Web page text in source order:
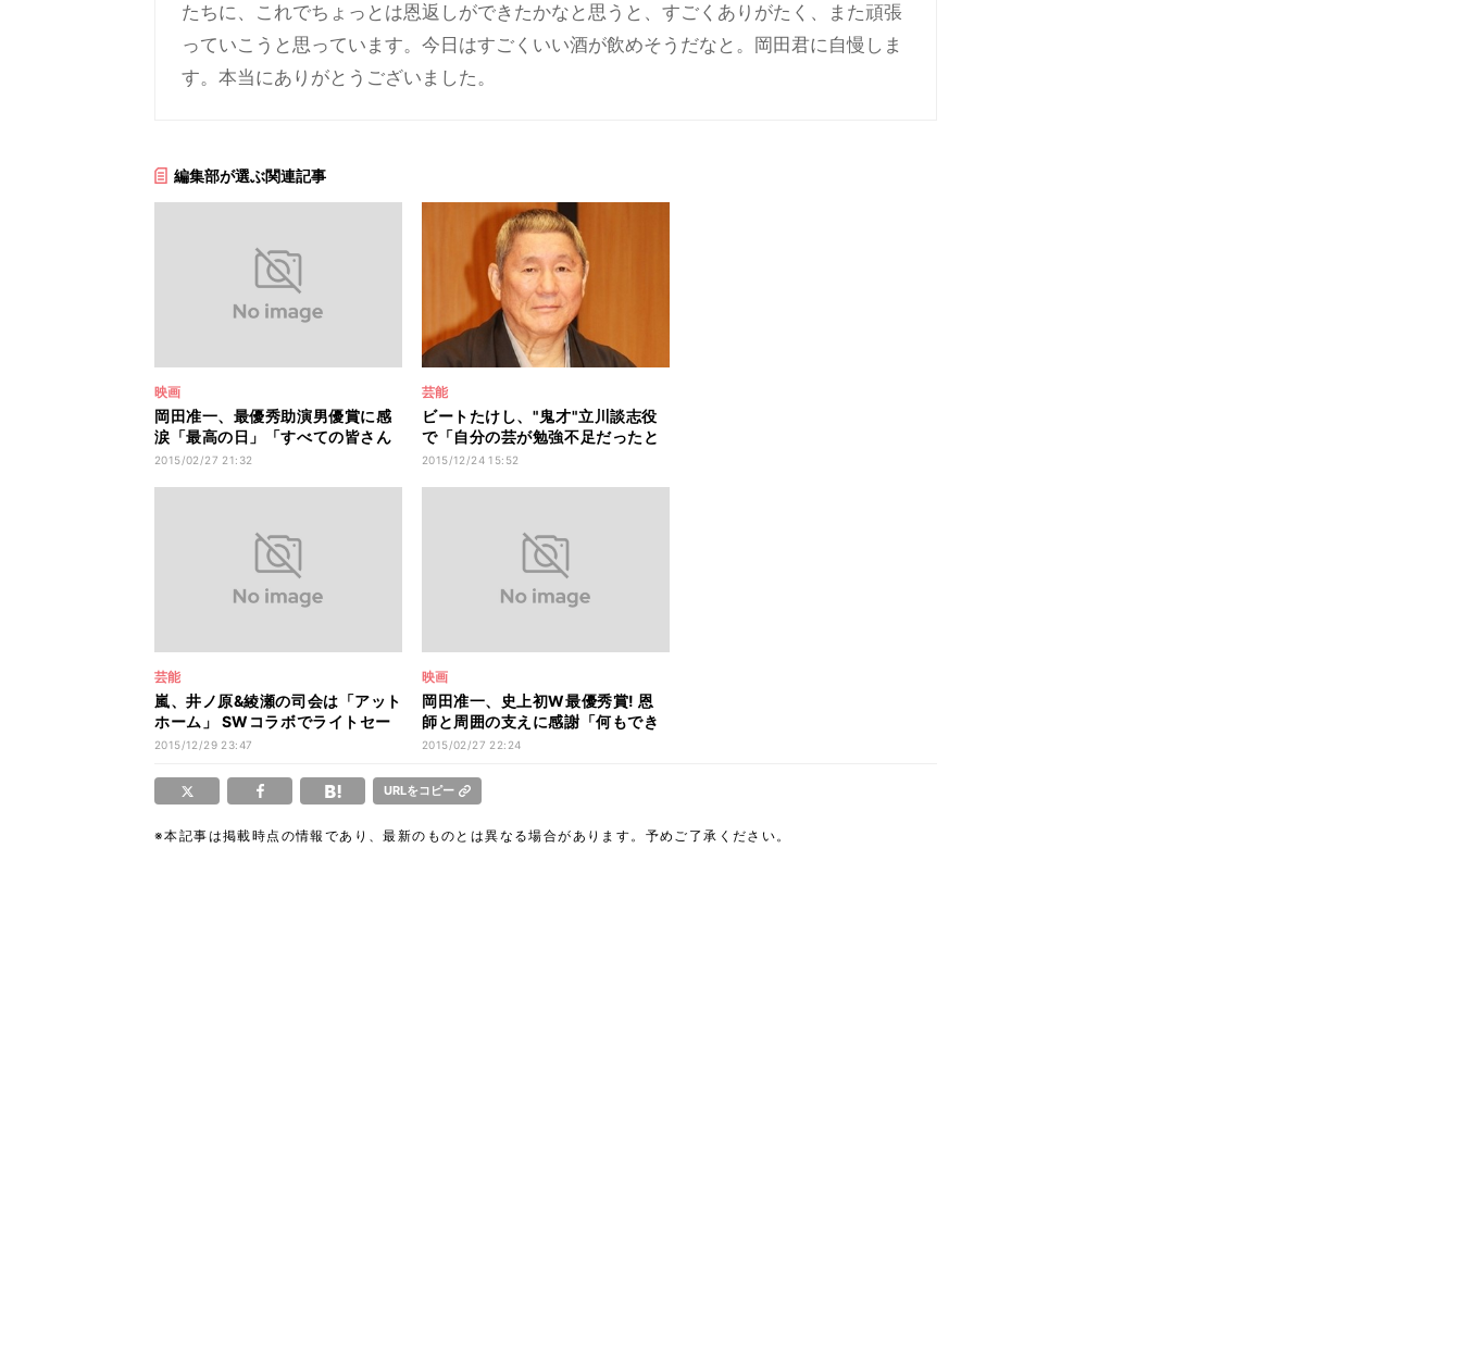
たちに、これでちょっとは恩返しができたかなと思うと、すごくありがたく、また頑張
っていこうと思っています。今日はすごくいい酒が飲めそうだなと。岡田君に自慢しま
す。本当にありがとうございました。
編集部が選ぶ関連記事
映画
岡田准一、最優秀助演男優賞に感
涙「最高の日」「すべての皆さん
に感謝」
2015/02/27 21:32
芸能
ビートたけし、"鬼才"立川談志役
で「自分の芸が勉強不足だったと
痛感」
2015/12/24 15:52
芸能
嵐、井ノ原&綾瀬の司会は「アット
ホーム」 SWコラボでライトセー
バーに興奮
2015/12/29 23:47
映画
岡田准一、史上初W最優秀賞! 恩
師と周囲の支えに感謝「何もでき
なかった」
2015/02/27 22:24
URLをコピー
※本記事は掲載時点の情報であり、最新のものとは異なる場合があります。予めご了承ください。